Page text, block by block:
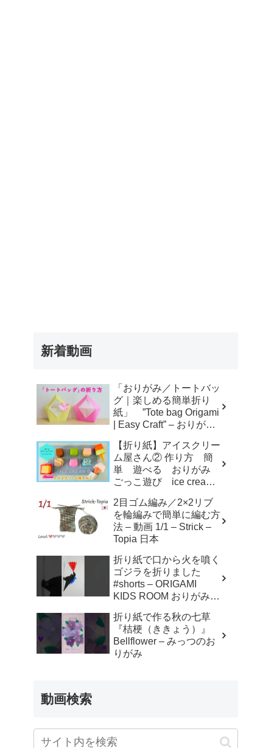
新着動画
「おりがみ／トートバッ
グ｜楽しめる簡単折り
紙」 ”Tote bag Origami
| Easy Craft” – おりがみ
【折り紙】アイスクリー
ム屋さん② 作り方 簡
単 遊べる おりがみ
ごっこ遊び ice cream
2目ゴム編み／2×2リブ
を輪編みで簡単に編む方
法 – 動画 1/1 – Strick –
Topia 日本
折り紙で口から火を噴く
ゴジラを折りました
#shorts – ORIGAMI
KIDS ROOM おりがみキ
折り紙で作る秋の七草
『桔梗（ききょう）』
Bellflower – みっつのお
りがみ
動画検索